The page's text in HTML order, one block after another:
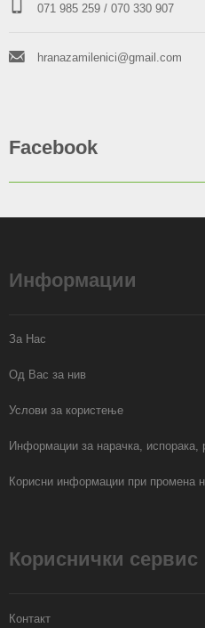
071 985 259 / 070 330 907
hranazamilenici@gmail.com
Facebook
Информации
За Нас
Од Вас за нив
Услови за користење
Информации за нарачка, испорака,
Корисни информации при промена
Кориснички сервис
Контакт